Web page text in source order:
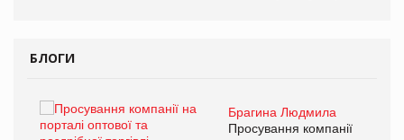
БЛОГИ
Брагина Людмила
Просування компанії